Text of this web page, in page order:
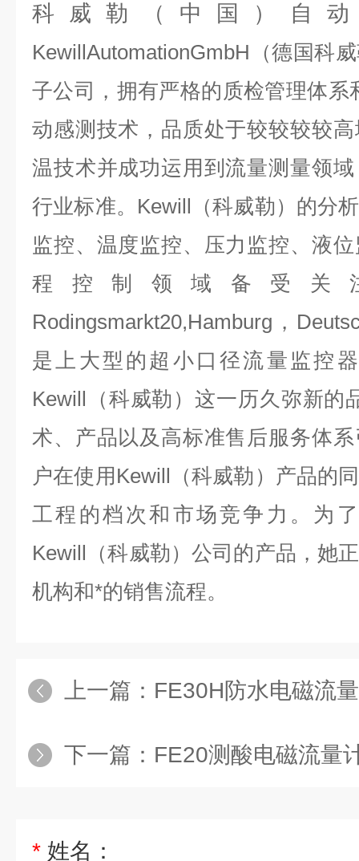
科威勒（中国）自
KewillAutomationGmbH（德国科
子公司，拥有严格的质检管理体系
动感测技术，品质处于较较较较
温技术并成功运用到流量测量领
行业标准。Kewill（科威勒）的分
监控、温度监控、压力监控、液
程控制领域备受关
Rodingsmarkt20,Hamburg，
是上大型的超小口径流量监控
Kewill（科威勒）这一历久弥新的
术、产品以及高标准售后服务体
户在使用Kewill（科威勒）产品的
工程的档次和市场竞争力。为
Kewill（科威勒）公司的产品，她
机构和*的销售流程。
上一篇： FE30H防水电磁流
下一篇： FE20测酸电磁流量
* 姓名：